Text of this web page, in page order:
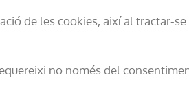
de les cookies, així al tractar-
no només del